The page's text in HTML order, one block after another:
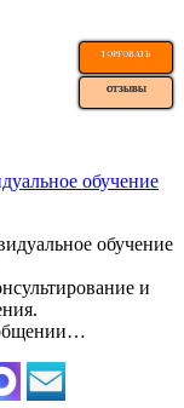
ТОРГОВАТЬ
ОТЗЫВЫ
обучение
и